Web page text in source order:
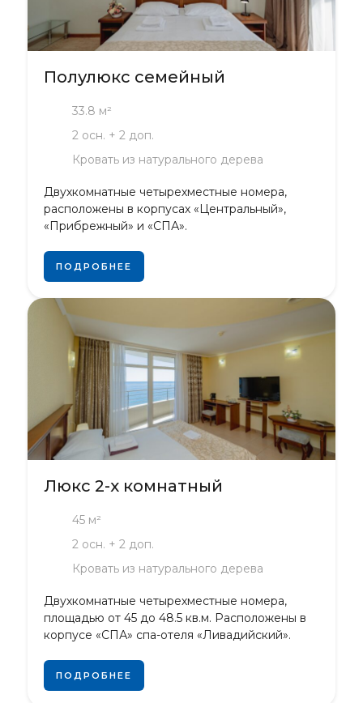
Полулюкс семейный
33.8 м²
2 осн. + 2 доп.
Кровать из натурального дерева
Двухкомнатные четырехместные номера,
расположены в корпусах «Центральный»,
«Прибрежный» и «СПА».
ПОДРОБНЕЕ
Люкс 2-х комнатный
45 м²
2 осн. + 2 доп.
Кровать из натурального дерева
Двухкомнатные четырехместные номера,
площадью от 45 до 48.5 кв.м. Расположены в
корпусе «СПА» спа-отеля «Ливадийский».
ПОДРОБНЕЕ